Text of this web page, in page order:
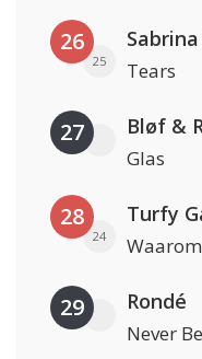
26
25 Tears
27 Bløf &
Glas
28
24
Turfy
29 Rondé
Never